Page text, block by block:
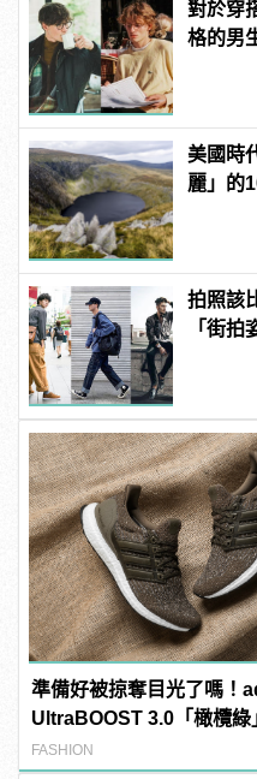
對於穿
格的男
美國時
麗」的
拍照該
「街拍
準備好被掠奪目光了嗎！
UltraBOOST 3.0「橄欖綠
出擊！
FASHION